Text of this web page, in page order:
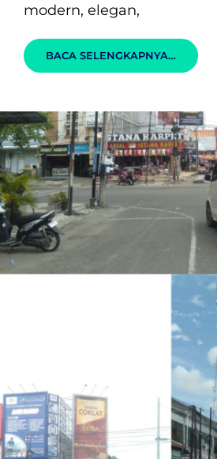
modern, elegan,
BACA SELENGKAPNYA… CUTTING
PLAT
PAGAR